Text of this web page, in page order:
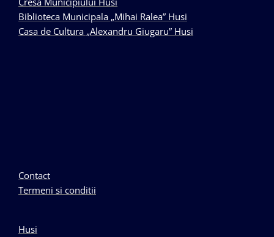
Biblioteca Municipala „Mihai Ralea” Husi
Casa de Cultura „Alexandru Giugaru” Husi
Contact
Termeni si conditii
Husi